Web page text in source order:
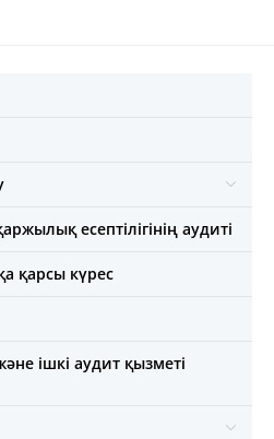
есептілігінің аудиті
қарсы күрес
ішкі аудит қызметі